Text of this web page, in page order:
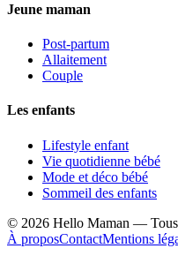
Jeune maman
Post-partum
Allaitement
Couple
Les enfants
Lifestyle enfant
Vie quotidienne bébé
Mode et déco bébé
Sommeil des enfants
© 2026 Hello Maman — Tous
À proposContactMentions